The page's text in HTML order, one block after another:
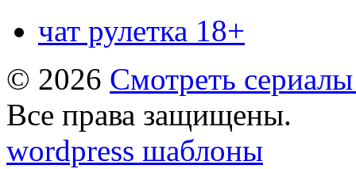
чат рулетка 18+
© 2026 Смотреть
Все права защищены.
wordpress шаблоны